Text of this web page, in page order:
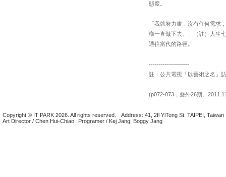
態度。
「我就努力畫，沒有任何需求
樣一直做下去。」（註）人生
通往當代的路徑。
--------------------
註：公共電視「以藝術之名」
(p072-073，藝外26期。
Copyright © IT PARK 2026. All rights reserved.
Address: 41, 2fl YiTong St. TAIPEI, Taiwan
Art Director / Chen Hui-Chiao
Programer / Kej Jang, Boggy Jang